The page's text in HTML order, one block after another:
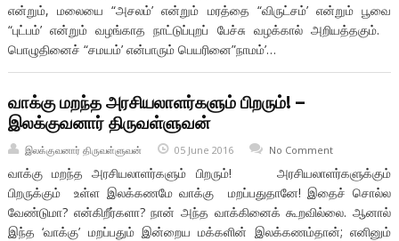
என்றும், மலையை “அசலம்’ என்றும் மரத்தை “விருட்சம்’ என்றும் பூவை
“புட்பம்’ என்றும் வழங்காத நாட்டுப்புறப் பேச்சு வழக்கால் அறியத்தகும்.
பொழுதினைச் “சமயம்’ என்பாரும் பெயரினை”நாமம்’…
வாக்கு மறந்த அரசியலாளர்களும் பிறரும்! –
இலக்குவனார் திருவள்ளுவன்
இலக்குவனார் திருவள்ளுவன் 05 June 2016 No Comment
வாக்கு மறந்த அரசியலாளர்களும் பிறரும்! அரசியலாளர்களுக்கும்
பிறருக்கும் உள்ள இலக்கணமே வாக்கு மறப்பதுதானே! இதைச் சொல்ல
வேண்டுமா? என்கிறீர்களா? நான் அந்த வாக்கினைக் கூறவில்லை. ஆனால்
இந்த ‘வாக்கு’ மறப்பதும் இன்றைய மக்களின் இலக்கணம்தான்; எனினும்